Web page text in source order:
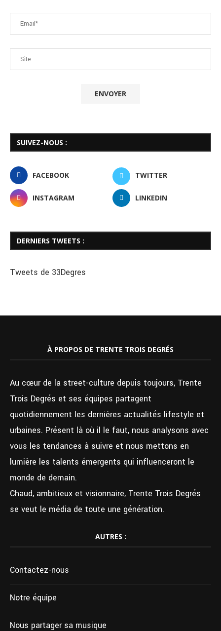
SUIVEZ-NOUS :
FACEBOOK TWITTER
INSTAGRAM LINKEDIN
DERNIERS TWEETS :
Tweets de 33Degres
À PROPOS DE TRENTE TROIS DEGRÉS
Au cœur de la street-culture depuis toujours, Trente
Trois Degrés et ses équipes partagent
quotidiennement les dernières actualités lifestyle et
urbaines. Présent là où il le faut, nous analysons avec
vous les tendances à suivre et nous mettons en
lumière les talents émergents qui influenceront le
monde de demain.
Chaud, ambitieux et visionnaire, Trente Trois Degrés
se veut le média de toute une génération.
AUTRES :
Contactez-nous
Notre équipe
Nous partager sa musique